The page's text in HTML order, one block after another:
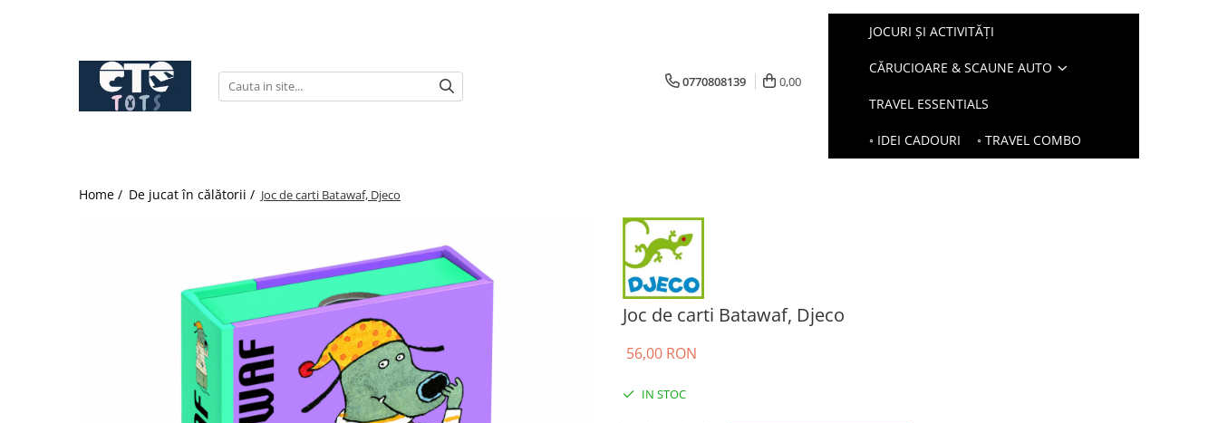
CĂRUCIOARE & SCAUNE AUTO
cărucioare YOYO
0770808139 0,00
JOCURI ȘI ACTIVITĂȚI
CĂRUCIOARE & SCAUNE AUTO
TRAVEL ESSENTIALS
◦ IDEI CADOURI ◦ TRAVEL COMBO
Home / De jucat în călătorii / Joc de carti Batawaf, Djeco
Joc de carti Batawaf, Djeco
56,00 RON
IN STOC